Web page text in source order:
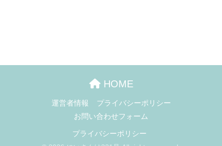
HOME
運営者情報
プライバシーポリシー
お問い合わせフォーム
プライバシーポリシー